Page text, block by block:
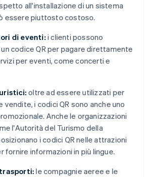
all'installazione di un sistema
essere piuttosto costoso.
di eventi:i clienti possono
codice QR per pagare direttamente
per eventi, come concerti e
oltre ad essere utilizzati per
vendite, i codici QR sono anche uno
Anche le organizzazioni
l'Autorità del Turismo della
i codici QR nelle attrazioni
fornire informazioni in più lingue.
le compagnie aeree e le